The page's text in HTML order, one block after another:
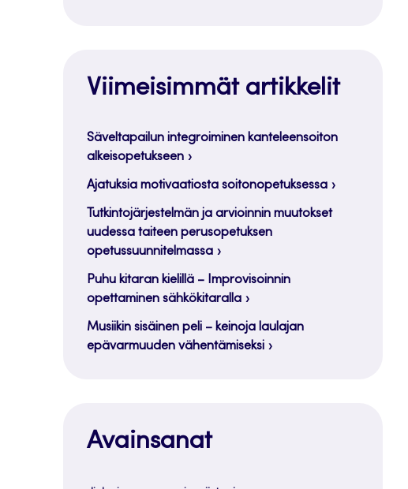
Viimeisimmät artikkelit
Säveltapailun integroiminen kanteleensoiton
alkeisopetukseen
Ajatuksia motivaatiosta soitonopetuksessa
Tutkintojärjestelmän ja arvioinnin muutokset
uudessa taiteen perusopetuksen
opetussuunnitelmassa
Puhu kitaran kielillä – Improvisoinnin
opettaminen sähkökitaralla
Musiikin sisäinen peli – keinoja laulajan
epävarmuuden vähentämiseksi
Avainsanat